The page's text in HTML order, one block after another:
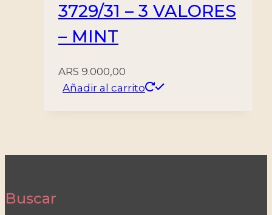
3729/31 – 3 VALORES
– MINT
ARS 9.000,00
Añadir al carrito
Buscar